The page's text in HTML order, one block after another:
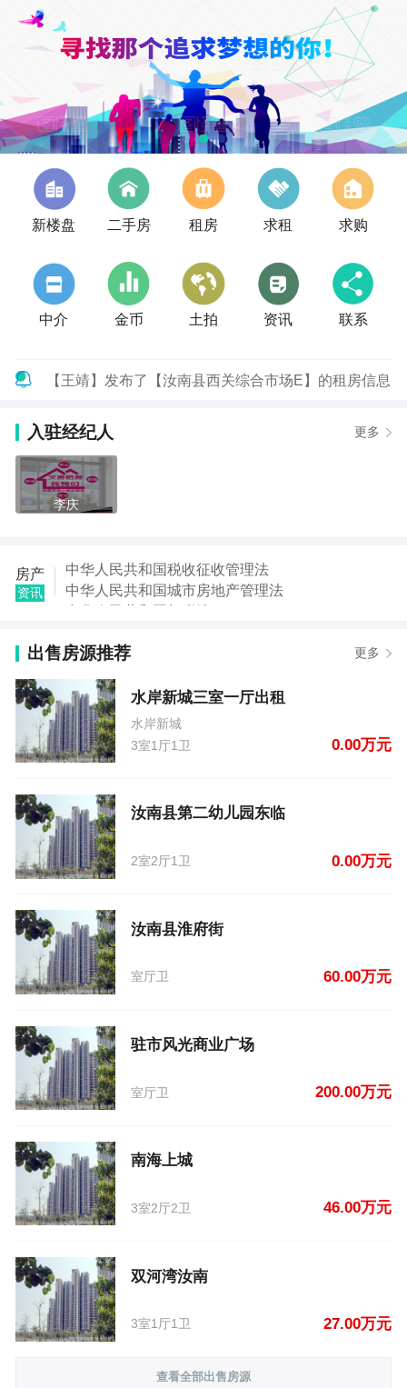
新楼盘 二手房 租房 求租 求购
中介 金币 土拍 资讯 联系
【王靖】发布了【汝南县西关综合市场E】的租房信息
【沈先生】发布了【汝南二高南1.5公里】的租房信息
【王先生】发布了【水岸新城三室一厅出租】的二手
房信息
【张先生】发布了【汝南县第二幼儿园东临】的二手
房信息
【罗先生】发布了【南海上城】的二手房信息
【郭女士】发布了【汝南县汝师操场斜对面】的租房
【郭女士】发布了【汝南县汝师操场斜对面】的租房
信息
入驻经纪人 更多
李庆
房产
资讯
中华人民共和国税收征收管理法
中华人民共和国城市房地产管理法
中华人民共和国国家赔偿法
中华人民共和国土地管理法
中华人民共和国继承法
出售房源推荐 更多
水岸新城三室一厅出租
水岸新城
3室1厅1卫
0.00万元
汝南县第二幼儿园东临
2室2厅1卫 0.00万元
汝南县淮府街
室厅卫 60.00万元
驻市风光商业广场
室厅卫 200.00万元
南海上城
3室2厅2卫 46.00万元
双河湾汝南
3室1厅1卫 27.00万元
查看全部出售房源